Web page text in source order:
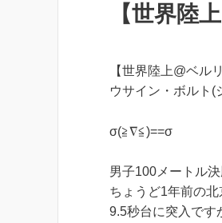
【世界陸
【世界陸上@ベル
ウサイン・ボルト(
σ(≧∇≦)==σ
男子100メートル
ちょうど1年前の
9.5秒台に突入です